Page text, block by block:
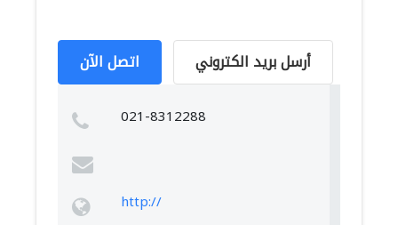
اتصل الآن أرسل بريد الكتروني
021-8312288
http://